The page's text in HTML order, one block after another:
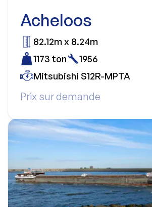
Acheloos
Prix sur demande
82.12m x 8.24m
1173 ton
1956
Mitsubishi S12R-MPTA